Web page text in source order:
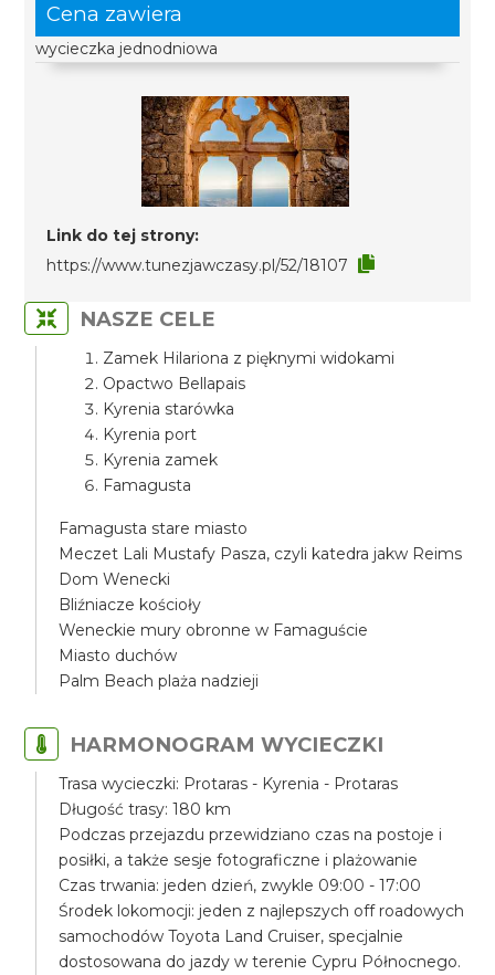
Cena zawiera
wycieczka jednodniowa
Link do tej strony:
https://www.tunezjawczasy.pl/52/18107
NASZE CELE
Zamek Hilariona z pięknymi widokami
Opactwo Bellapais
Kyrenia starówka
Kyrenia port
Kyrenia zamek
Famagusta
Famagusta stare miasto
Meczet Lali Mustafy Pasza, czyli katedra jakw Reims
Dom Wenecki
Bliźniacze kościoły
Weneckie mury obronne w Famaguście
Miasto duchów
Palm Beach plaża nadzieji
HARMONOGRAM WYCIECZKI
Trasa wycieczki: Protaras - Kyrenia - Protaras
Długość trasy: 180 km
Podczas przejazdu przewidziano czas na postoje i
posiłki, a także sesje fotograficzne i plażowanie
Czas trwania: jeden dzień, zwykle 09:00 - 17:00
Środek lokomocji: jeden z najlepszych off roadowych
samochodów Toyota Land Cruiser, specjalnie
dostosowana do jazdy w terenie Cypru Północnego.